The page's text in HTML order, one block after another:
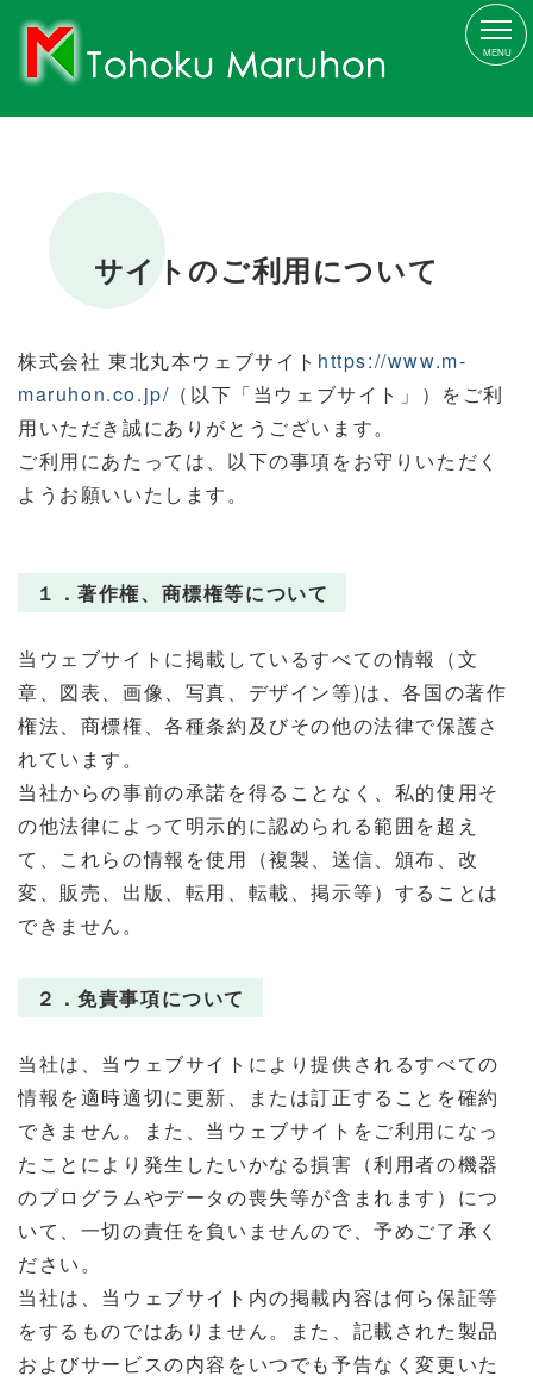
MENU
サイトのご利用について
株式会社 東北丸本ウェブサイト https://www.m-
maruhon.co.jp/ （以下「当ウェブサイト」）をご利
用いただき誠にありがとうございます。
ご利用にあたっては、以下の事項をお守りいただく
ようお願いいたします。
１．著作権、商標権等について
当ウェブサイトに掲載しているすべての情報（文
章、図表、画像、写真、デザイン等)は、各国の著作
権法、商標権、各種条約及びその他の法律で保護さ
れています。
当社からの事前の承諾を得ることなく、私的使用そ
の他法律によって明示的に認められる範囲を超え
て、これらの情報を使用（複製、送信、頒布、改
変、販売、出版、転用、転載、掲示等）することは
できません。
２．免責事項について
当社は、当ウェブサイトにより提供されるすべての
情報を適時適切に更新、または訂正することを確約
できません。また、当ウェブサイトをご利用になっ
たことにより発生したいかなる損害（利用者の機器
のプログラムやデータの喪失等が含まれます）につ
いて、一切の責任を負いませんので、予めご了承く
ださい。
当社は、当ウェブサイト内の掲載内容は何ら保証等
をするものではありません。また、記載された製品
およびサービスの内容をいつでも予告なく変更いた